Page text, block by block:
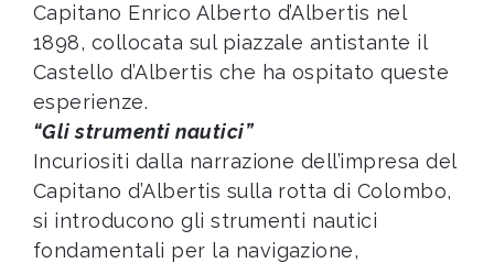
Capitano Enrico Alberto d’Albertis nel
1898, collocata sul piazzale antistante il
Castello d’Albertis che ha ospitato queste
esperienze.
“Gli strumenti nautici”
Incuriositi dalla narrazione dell’impresa del
Capitano d’Albertis sulla rotta di Colombo,
si introducono gli strumenti nautici
fondamentali per la navigazione,